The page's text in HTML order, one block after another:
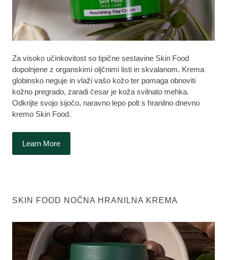
Za visoko učinkovitost so tipične sestavine Skin Food
dopolnjene z organskimi oljčnimi listi in skvalanom. Krema
globinsko neguje in vlaži vašo kožo ter pomaga obnoviti
kožno pregrado, zaradi česar je koža svilnato mehka.
Odkrijte svojo sijočo, naravno lepo polt s hranilno dnevno
kremo Skin Food.
Learn More
SKIN FOOD NOČNA HRANILNA KREMA